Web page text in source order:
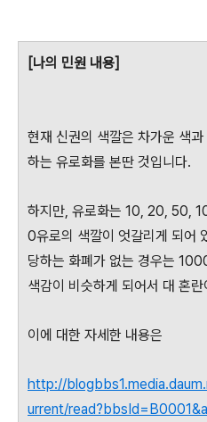
[나의 민원 내용]
현재 신권의 색깔은 차가운 색
하는 유로화를 본딴 것입니다.
하지만, 유로화는 10, 20, 50,
0유로의 색깔이 엇갈리게 되어
당하는 화폐가 없는 경우는
색감이 비슷하게 되어서 대 혼
이에 대한 자세한 내용은
http://
urrent/